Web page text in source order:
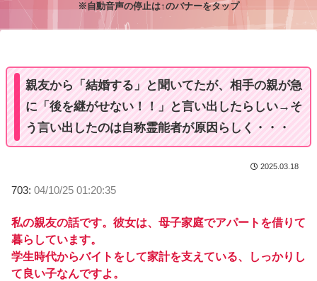
※自動音声の停止は↑のバナーをタップ
親友から「結婚する」と聞いてたが、相手の親が急
に「後を継がせない！！」と言い出したらしい→そ
う言い出したのは自称霊能者が原因らしく・・・
2025.03.18
703: 04/10/25 01:20:35
私の親友の話です。彼女は、母子家庭でアパートを借りて
暮らしています。
学生時代からバイトをして家計を支えている、しっかりし
て良い子なんですよ。